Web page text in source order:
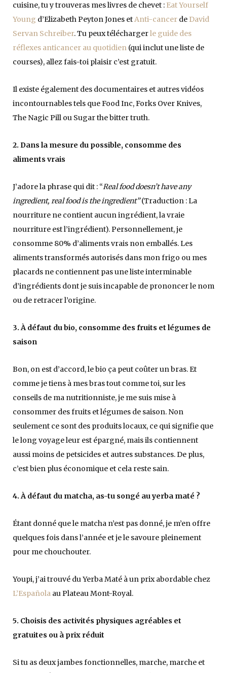
cuisine, tu y trouveras mes livres de chevet : Eat Yourself
Young d’Elizabeth Peyton Jones etAnti-cancer de David
Servan Schreiber. Tu peux téléchargerle guide des
réflexes anticancer au quotidien (qui inclut une liste de
courses), allez fais-toi plaisir c’est gratuit.
Il existe également des documentaires et autres vidéos
incontournables tels que Food Inc, Forks Over Knives,
The Nagic Pill ou Sugar the bitter truth.
2. Dans la mesure du possible, consomme des
aliments vrais
J’adore la phrase qui dit : “Real food doesn’t have any
ingredient, real food is the ingredient”(Traduction : La
nourriture ne contient aucun ingrédient, la vraie
nourriture est l’ingrédient). Personnellement, je
consomme 80% d’aliments vrais non emballés. Les
aliments transformés autorisés dans mon frigo ou mes
placards ne contiennent pas une liste interminable
d’ingrédients dont je suis incapable de prononcer le nom
ou de retracer l’origine.
3. À défaut du bio, consomme des fruits et légumes de
saison
Bon, on est d’accord, le bio ça peut coûter un bras. Et
comme je tiens à mes bras tout comme toi, sur les
conseils de ma nutritionniste, je me suis mise à
consommer des fruits et légumes de saison. Non
seulement ce sont des produits locaux, ce qui signifie que
le long voyage leur est épargné, mais ils contiennent
aussi moins de petsicides et autres substances. De plus,
c’est bien plus économique et cela reste sain.
4. À défaut du matcha, as-tu songé au yerba maté ?
Étant donné que le matcha n’est pas donné, je m’en offre
quelques fois dans l’année et je le savoure pleinement
pour me chouchouter.
Youpi, j’ai trouvé du Yerba Maté à un prix abordable chez
L’Española au Plateau Mont-Royal.
5. Choisis des activités physiques agréables et
gratuites ou à prix réduit
Si tu as deux jambes fonctionnelles, marche, marche et